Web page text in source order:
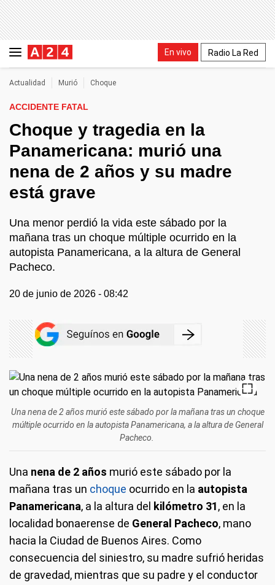
En vivo Radio La Red
Actualidad Murió Choque
ACCIDENTE FATAL
Choque y tragedia en la
Panamericana: murió una
nena de 2 años y su madre
está grave
Una menor perdió la vida este sábado por la
mañana tras un choque múltiple ocurrido en la
autopista Panamericana, a la altura de General
Pacheco.
20 de junio de 2026 - 08:42
Una nena de 2 años murió este sábado por la mañana tras un choque
múltiple ocurrido en la autopista Panamericana, a la altura de General
Pacheco.
Una nena de 2 años murió este sábado por la
mañana tras un choque ocurrido en la autopista
Panamericana, a la altura del kilómetro 31, en la
localidad bonaerense de General Pacheco, mano
hacia la Ciudad de Buenos Aires. Como
consecuencia del siniestro, su madre sufrió heridas
de gravedad, mientras que su padre y el conductor